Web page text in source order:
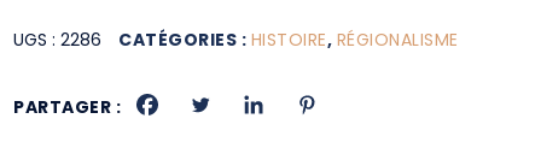
UGS :2286 CATÉGORIES : HISTOIRE, RÉGIONALISME
PARTAGER :